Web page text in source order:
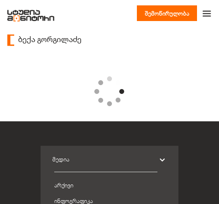
შემოწირულობა
ბექა გორგილაძე
ᲛᲔᲓᲘᲐ
ᲐᲠᲥᲘᲕᲘ
ᲘᲜᲤᲝᲒᲠᲐᲤᲘᲙᲐ